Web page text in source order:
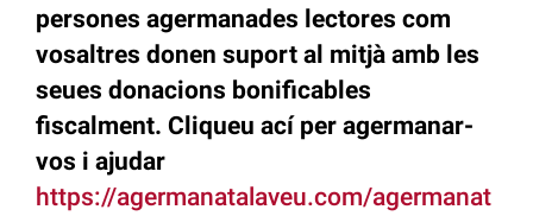
persones agermanades lectores com
vosaltres donen suport al mitjà amb les
seues donacions bonificables
fiscalment. Cliqueu ací per agermanar-
vos i ajudar
https://agermanatalaveu.com/agermanat